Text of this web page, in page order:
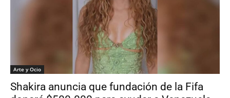
Arte y Ocio
Shakira anuncia que fundación de la Fifa